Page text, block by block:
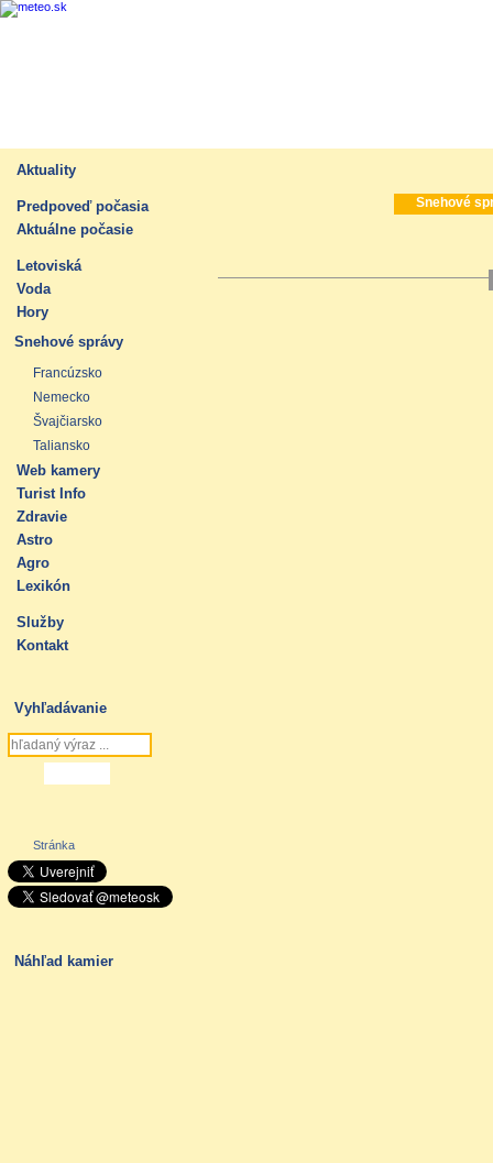
Aktuality
Predpoveď počasia
Aktuálne počasie
Letoviská
Voda
Hory
Snehové správy
Francúzsko
Nemecko
Švajčiarsko
Taliansko
Web kamery
Turist Info
Zdravie
Astro
Agro
Lexikón
Služby
Kontakt
Vyhľadávanie
Stránka
Náhľad kamier
Snehové